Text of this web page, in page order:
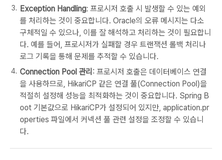
Exception Handling: 프로시저 호출 시 발생할 수 있는 예외
를 처리하는 것이 중요합니다. Oracle의 오류 메시지는 다소
구체적일 수 있으나, 이를 잘 해석하고 처리하는 것이 필요합니
다. 예를 들어, 프로시저가 실패할 경우 트랜잭션 롤백 처리나
로그 기록을 통해 문제를 추적할 수 있습니다.
Connection Pool 관리 : 프로시저 호출은 데이터베이스 연결
을 사용하므로, HikariCP 같은 연결 풀(Connection Pool)을
적절히 설정해 성능을 최적화하는 것이 중요합니다. Spring B
oot 기본값으로 HikariCP가 설정되어 있지만, application.pr
operties 파일에서 커넥션 풀 관련 설정을 조정할 수 있습니
다.